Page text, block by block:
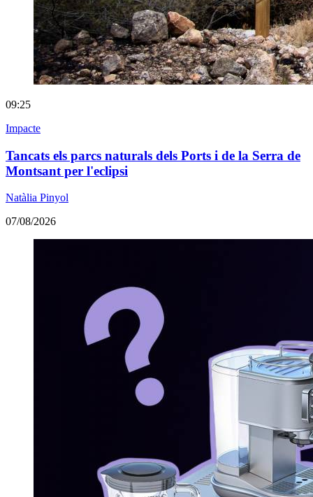
09:25
Impacte
Tancats els parcs naturals dels Ports i de la Serra de
Montsant per l'eclipsi
Natàlia Pinyol
07/08/2026